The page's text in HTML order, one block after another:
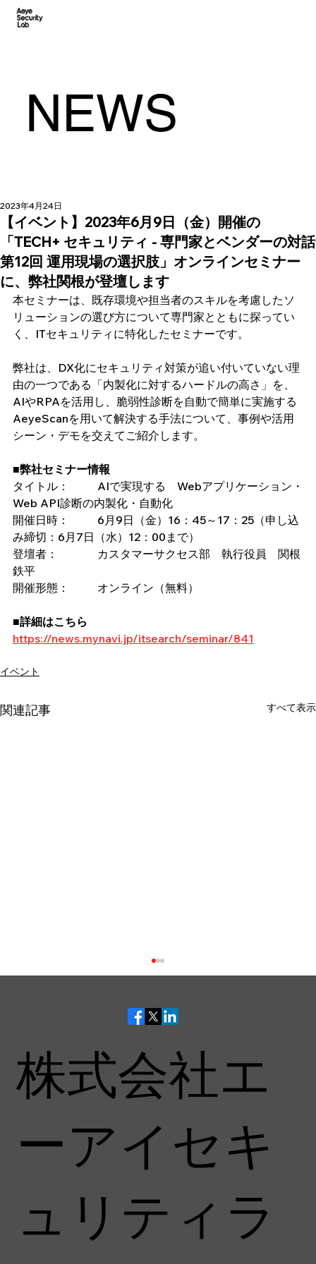
NEWS
【イベント】2023年6月9日（金）開催の
「TECH+ セキュリティ - 専門家とベンダーの対話
第12回 運用現場の選択肢」オンラインセミナー
に、弊社関根が登壇します
2023年4月24日
本セミナーは、既存環境や担当者のスキルを考慮したソ
リューションの選び方について専門家とともに探ってい
く、ITセキュリティに特化したセミナーです。
弊社は、DX化にセキュリティ対策が追い付いていない理
由の一つである「内製化に対するハードルの高さ」を、
AIやRPAを活用し、脆弱性診断を自動で簡単に実施する
AeyeScanを用いて解決する手法について、事例や活用
シーン・デモを交えてご紹介します。
■弊社セミナー情報
タイトル：	AIで実現する　Webアプリケーション・
Web API診断の内製化・自動化
開催日時：	6月9日（金）16：45～17：25（申し込
み締切：6月7日（水）12：00まで）
登壇者：		カスタマーサクセス部　執行役員　関根
鉄平
開催形態：	オンライン（無料）
■詳細はこちら
https://news.mynavi.jp/itsearch/seminar/841
イベント
関連記事 すべて表示
ITmedia主催セミナー「ITmedia Security
Week 2026 夏」に登壇します
株式会社エ
ーアイセキ
ュリティラ